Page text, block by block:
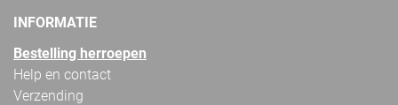
INFORMATIE
Bestelling herroepen
Help en contact
Verzending